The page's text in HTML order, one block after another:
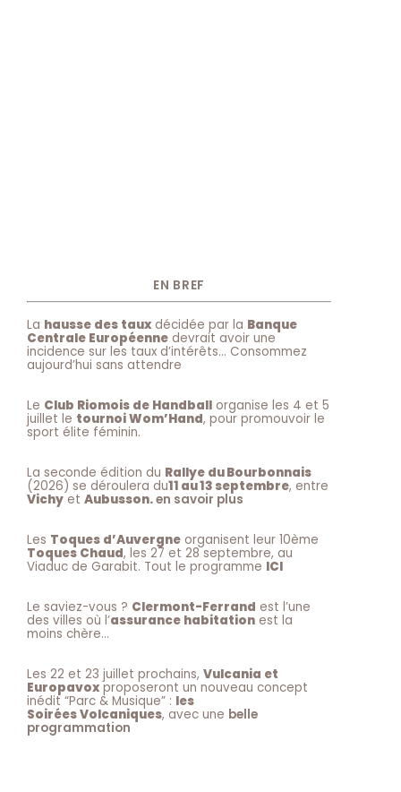
EN BREF
La hausse des taux décidée par la Banque
Centrale Européenne devrait avoir une
incidence sur les taux d’intérêts… Consommez
aujourd’hui sans attendre
Le Club Riomois de Handball organise les 4 et 5
juillet le tournoi Wom’Hand, pour promouvoir le
sport élite féminin.
La seconde édition du Rallye du Bourbonnais
(2026) se déroulera du11 au 13 septembre, entre
Vichy et Aubusson.en savoir plus
Les Toques d’Auvergne organisent leur 10ème
Toques Chaud, les 27 et 28 septembre, au
Viaduc de Garabit. Tout le programme ICI
Le saviez-vous ? Clermont-Ferrand est l’une
des villes où l’assurance habitation est la
moins chère…
Les 22 et 23 juillet prochains, Vulcania et
Europavoxproposeront un nouveau concept
inédit “Parc & Musique” : les
Soirées Volcaniques, avec une belle
programmation